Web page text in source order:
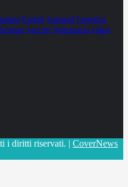
Epatiti featured Genetica
Scienza vaccini Veterinaria video
i diritti riservati. | CoverNews